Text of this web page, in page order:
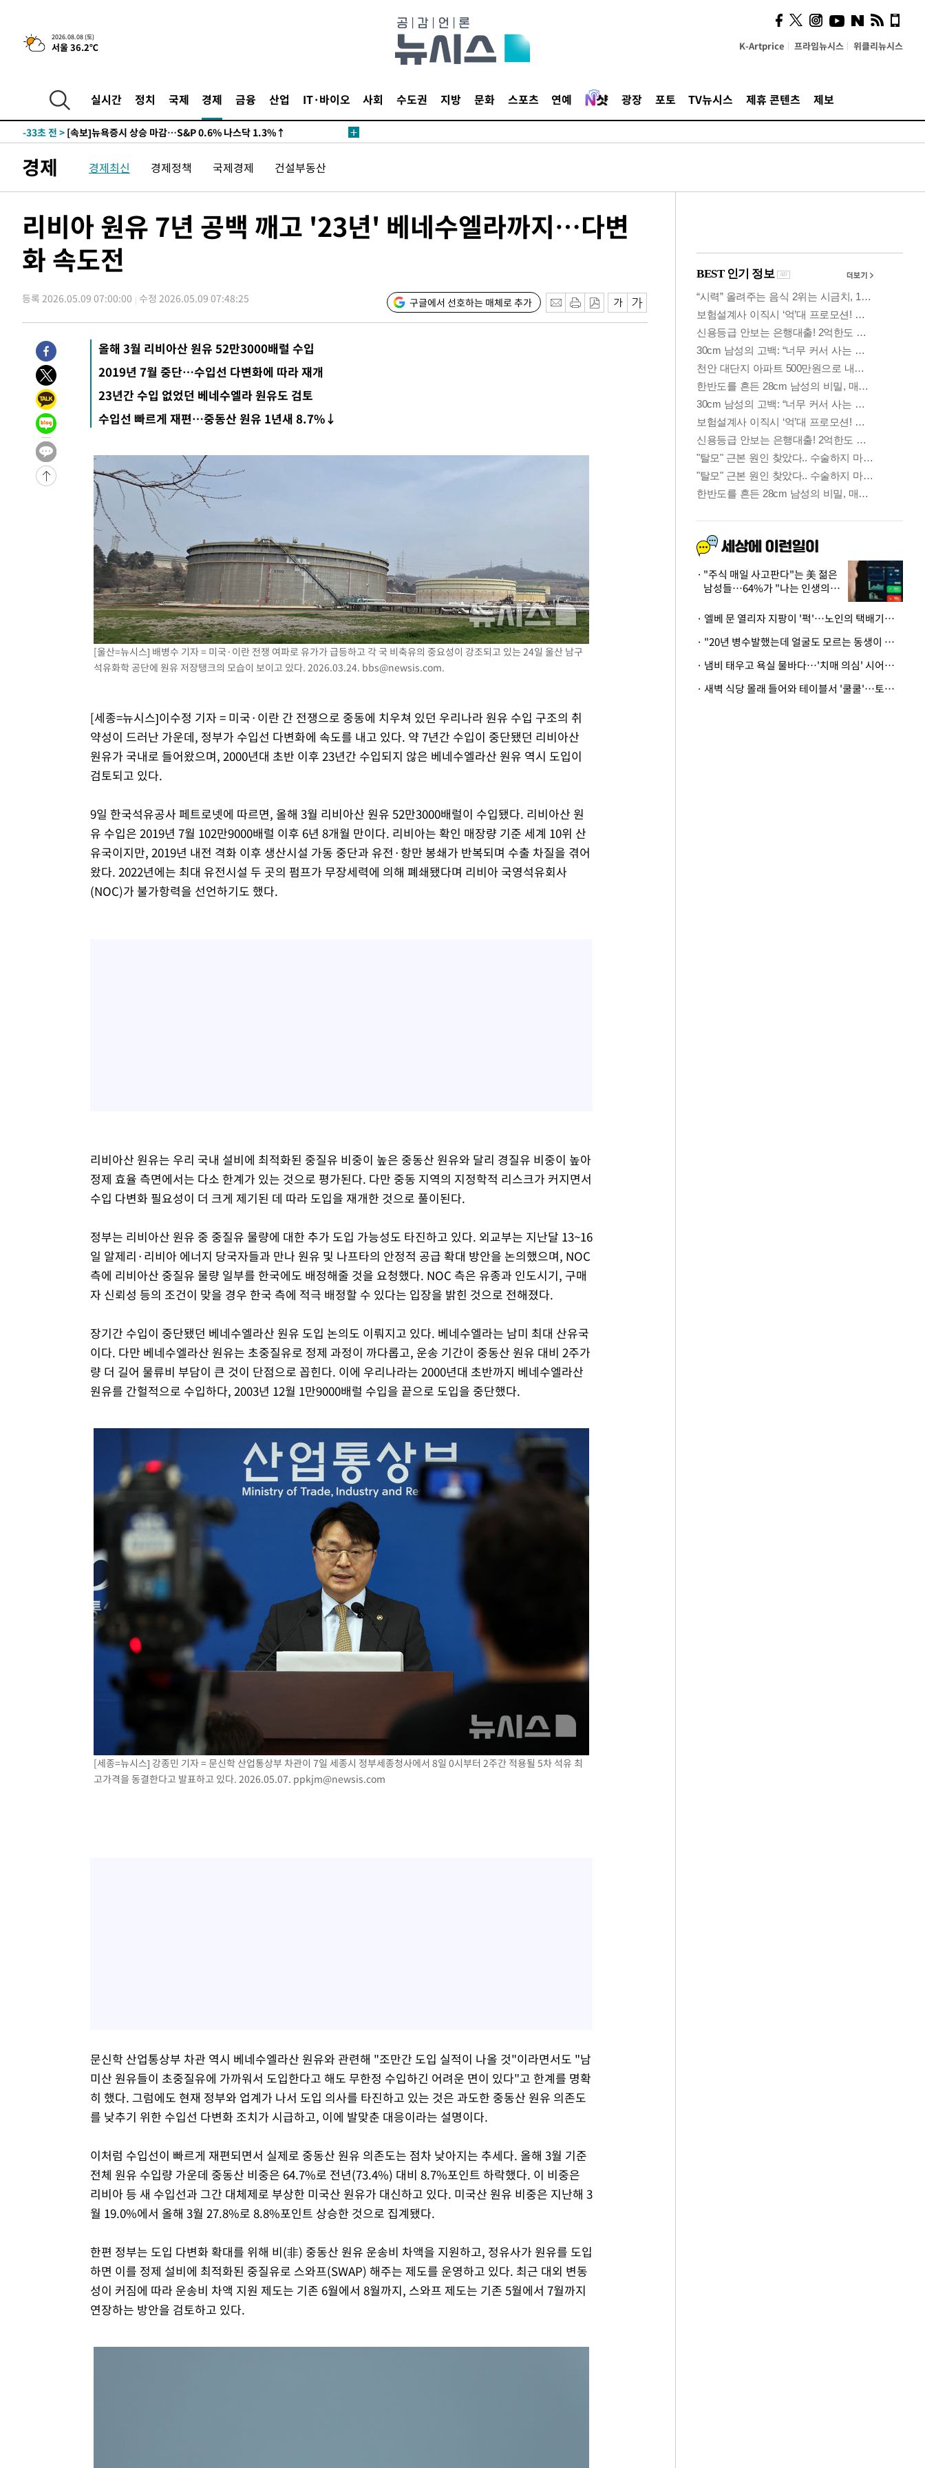
2026.08.08 (토)
서울 36.2℃ K-Artprice 프라임뉴시스 위클리뉴시스
실시간 정치 국제 경제 금융 산업 IT·바이오 사회 수도권 지방 문화 스포츠 연예 광장 포토 TV뉴시스 제휴 콘텐츠 제보
-26524초 전 >여수 오동도 해상서 모터보트 전복…1명 사망·1명 실종
-22751초 전 >극한폭염 한풀 꺾이지만…'낮 최고 35도' 무더위, 열대야 계속[다음
-18286초 전 >
[속보]'압수수색·성접대 논란' 축구협회 "실망과 걱정 안겨드려 죄
-6907초 전 >
-33초 전 > [속보]뉴욕증시 상승 마감…S&P 0.6% 나스닥 1.3%↑
-29634초 전 >
선재도서 해루질 나섰다 실종 60대, 닷새 만에 숨진 채 발견
-27168초 전 >남자 농구, 나고야 아시안게임서 '홈팀' 일본과 한일전
-22771초 전 >극한폭염 한풀 꺾이지만…'낮 최고 35도' 무더위, 열대야 계속[다음
주 날씨]
-19789초 전 >축구협회 "압수수색·성접대 논란 사과…쇄신의 기회로 삼겠다"
-18306초 전 >[속보]'압수수색·성접대 논란' 축구협회 "실망과 걱정 안겨드려 죄
-53초 전 >[속보]뉴욕증시 상승 마감…S&P 0.6% 나스닥 1.3%↑
경제 경제최신 경제정책 국제경제 건설부동산
리비아 원유 7년 공백 깨고 '23년' 베네수엘라까지…다변
화 속도전
등록 2026.05.09 07:00:00 수정 2026.05.09 07:48:25 구글에서 선호하는 매체로 추가
올해 3월 리비아산 원유 52만3000배럴 수입
2019년 7월 중단…수입선 다변화에 따라 재개
23년간 수입 없었던 베네수엘라 원유도 검토
수입선 빠르게 재편…중동산 원유 1년새 8.7%↓
[울산=뉴시스] 배병수 기자 = 미국·이란 전쟁 여파로 유가가 급등하고 각 국 비축유의 중요성이 강조되고 있는 24일 울산 남구
석유화학 공단에 원유 저장탱크의 모습이 보이고 있다. 2026.03.24. bbs@newsis.com.
[세종=뉴시스]이수정 기자 = 미국·이란 간 전쟁으로 중동에 치우쳐 있던 우리나라 원유 수입 구조의 취
약성이 드러난 가운데, 정부가 수입선 다변화에 속도를 내고 있다. 약 7년간 수입이 중단됐던 리비아산
원유가 국내로 들어왔으며, 2000년대 초반 이후 23년간 수입되지 않은 베네수엘라산 원유 역시 도입이
검토되고 있다.
9일 한국석유공사 페트로넷에 따르면, 올해 3월 리비아산 원유 52만3000배럴이 수입됐다. 리비아산 원
유 수입은 2019년 7월 102만9000배럴 이후 6년 8개월 만이다. 리비아는 확인 매장량 기준 세계 10위 산
유국이지만, 2019년 내전 격화 이후 생산시설 가동 중단과 유전·항만 봉쇄가 반복되며 수출 차질을 겪어
왔다. 2022년에는 최대 유전시설 두 곳의 펌프가 무장세력에 의해 폐쇄됐다며 리비아 국영석유회사
(NOC)가 불가항력을 선언하기도 했다.
리비아산 원유는 우리 국내 설비에 최적화된 중질유 비중이 높은 중동산 원유와 달리 경질유 비중이 높아
정제 효율 측면에서는 다소 한계가 있는 것으로 평가된다. 다만 중동 지역의 지정학적 리스크가 커지면서
수입 다변화 필요성이 더 크게 제기된 데 따라 도입을 재개한 것으로 풀이된다.
정부는 리비아산 원유 중 중질유 물량에 대한 추가 도입 가능성도 타진하고 있다. 외교부는 지난달 13~16
일 알제리·리비아 에너지 당국자들과 만나 원유 및 나프타의 안정적 공급 확대 방안을 논의했으며, NOC
측에 리비아산 중질유 물량 일부를 한국에도 배정해줄 것을 요청했다. NOC 측은 유종과 인도시기, 구매
자 신뢰성 등의 조건이 맞을 경우 한국 측에 적극 배정할 수 있다는 입장을 밝힌 것으로 전해졌다.
장기간 수입이 중단됐던 베네수엘라산 원유 도입 논의도 이뤄지고 있다. 베네수엘라는 남미 최대 산유국
이다. 다만 베네수엘라산 원유는 초중질유로 정제 과정이 까다롭고, 운송 기간이 중동산 원유 대비 2주가
량 더 길어 물류비 부담이 큰 것이 단점으로 꼽힌다. 이에 우리나라는 2000년대 초반까지 베네수엘라산
원유를 간헐적으로 수입하다, 2003년 12월 1만9000배럴 수입을 끝으로 도입을 중단했다.
[세종=뉴시스] 강종민 기자 = 문신학 산업통상부 차관이 7일 세종시 정부세종청사에서 8일 0시부터 2주간 적용될 5차 석유 최
고가격을 동결한다고 발표하고 있다. 2026.05.07. ppkjm@newsis.com
문신학 산업통상부 차관 역시 베네수엘라산 원유와 관련해 "조만간 도입 실적이 나올 것"이라면서도 "남
미산 원유들이 초중질유에 가까워서 도입한다고 해도 무한정 수입하긴 어려운 면이 있다"고 한계를 명확
히 했다. 그럼에도 현재 정부와 업계가 나서 도입 의사를 타진하고 있는 것은 과도한 중동산 원유 의존도
를 낮추기 위한 수입선 다변화 조치가 시급하고, 이에 발맞춘 대응이라는 설명이다.
이처럼 수입선이 빠르게 재편되면서 실제로 중동산 원유 의존도는 점차 낮아지는 추세다. 올해 3월 기준
전체 원유 수입량 가운데 중동산 비중은 64.7%로 전년(73.4%) 대비 8.7%포인트 하락했다. 이 비중은
리비아 등 새 수입선과 그간 대체제로 부상한 미국산 원유가 대신하고 있다. 미국산 원유 비중은 지난해 3
월 19.0%에서 올해 3월 27.8%로 8.8%포인트 상승한 것으로 집계됐다.
한편 정부는 도입 다변화 확대를 위해 비(非) 중동산 원유 운송비 차액을 지원하고, 정유사가 원유를 도입
하면 이를 정제 설비에 최적화된 중질유로 스와프(SWAP) 해주는 제도를 운영하고 있다. 최근 대외 변동
성이 커짐에 따라 운송비 차액 지원 제도는 기존 6월에서 8월까지, 스와프 제도는 기존 5월에서 7월까지
연장하는 방안을 검토하고 있다.
사이 해답 찾았죠"…알을
깨고 나온 '초자아'
"주식 매일 사고판다"는 美 젊은
남성들…64%가 "나는 인생의
· 엘베 문 열리자 지팡이 '퍽'…노인의 택배기사 폭행 이유
· "20년 병수발했는데 얼굴도 모르는 동생이 유산 절반을"…배다른 형제 상속권 있을까
· 냄비 태우고 욕실 물바다…'치매 의심' 시어머니 검사 권유했다가 '날벼락'
· 새벽 식당 몰래 들어와 테이블서 '쿨쿨'…토사물 남기고 사라진 남성